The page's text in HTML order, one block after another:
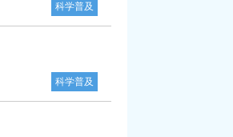
科学普及
科学普及